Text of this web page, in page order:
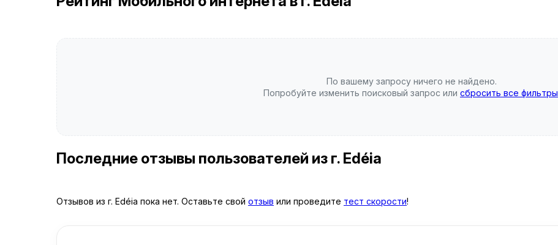
По вашему запросу ничего не найдено.
Попробуйте изменить поисковый запрос или сбросить все фильтры
Последние отзывы пользователей из г. Edéia
Отзывов из г. Edéia пока нет. Оставьте свой отзыв или проведите тест скорости!